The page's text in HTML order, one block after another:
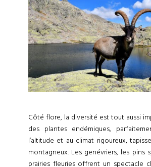
Côté flore, la diversité est tout aussi
des plantes endémiques,
l’altitude et au climat rigoureux,
montagneux. Les genévriers, les pins
prairies fleuries offrent un spectacle